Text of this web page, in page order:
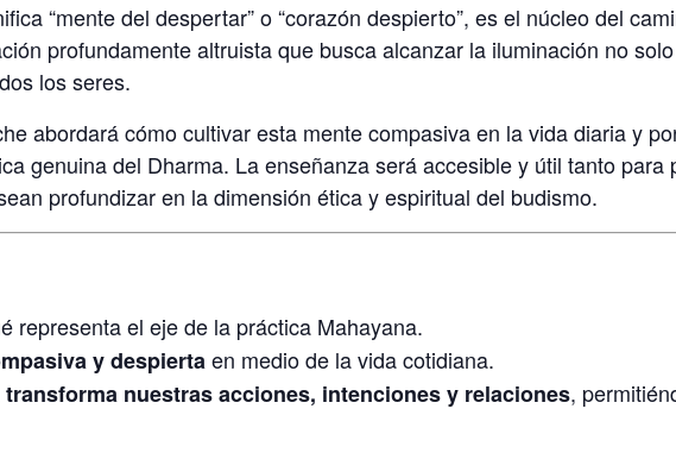
“mente del despertar” o “corazón despierto”, es el núcleo del
profundamente altruista que busca alcanzar la iluminación no
los seres.
abordará cómo cultivar esta mente compasiva en la vida diaria y
genuina del Dharma. La enseñanza será accesible y útil tanto para
profundizar en la dimensión ética y espiritual del budismo.
representa el eje de la práctica Mahayana.
y despiertaen medio de la vida cotidiana.
nuestras acciones, intenciones y relaciones,